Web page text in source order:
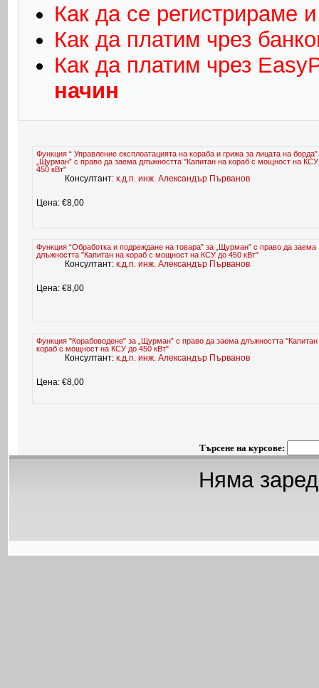
Как да се регистрираме
Как да платим чрез
Как да платим чрез
начин
Функция “ Управление експлоатацията на кораба и грижа за лицата на борда”
„Щурман” с право да заема длъжността "Капитан на кораб с мощност на
450 кВт"
Консултант:к.д.п. инж. Александър Първанов
Цена: €8,00
Функция “Обработка и подреждане на товара” за „Щурман” с право да заема
длъжността "Капитан на кораб с мощност на КСУ до 450 кВт"
Консултант:к.д.п. инж. Александър Първанов
Цена: €8,00
Функция "Корабоводене" за „Щурман” с право да заема длъжността "Капитан
кораб с мощност на КСУ до 450 кВт"
Консултант:к.д.п. инж. Александър Първанов
Цена: €8,00
Търсене на курсове:
Няма